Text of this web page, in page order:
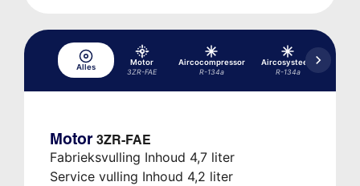
Alles
Motor
3ZR-FAE
Aircocompressor
R-134a
Aircosysteem
R-134a
Motor 3ZR-FAE
Fabrieksvulling Inhoud 4,7 liter
Service vulling Inhoud 4,2 liter